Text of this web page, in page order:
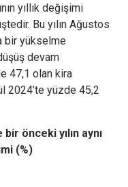
yıllık değişimi
Bu yılın Ağustos
bir yükselme
devam
47,1 olan kira
2024’te yüzde 45,2
önceki yılın aynı
(%)